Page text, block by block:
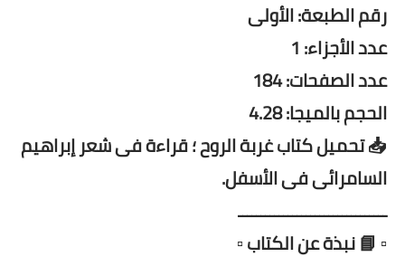
رقم الطبعة: الأولى
عدد الأجزاء: 1
عدد الصفحات: 184
الحجم بالميجا: 4.28
📥 تحميل كتاب غربة الروح ؛ قراءة فى شعر إبراهيم
السامرائى فى الأسفل.
ـــــــــــــــــــــــــــــــــ
▫️ 📘 نبذة عن الكتاب ▫️